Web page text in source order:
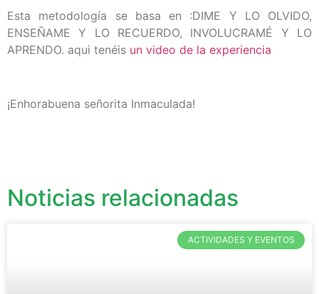
Esta metodología se basa en :DIME Y LO OLVIDO,
ENSEÑAME Y LO RECUERDO, INVOLUCRAMÉ Y LO
APRENDO. aqui tenéis un video de la experiencia
¡Enhorabuena señorita Inmaculada!
Noticias relacionadas
ACTIVIDADES Y EVENTOS